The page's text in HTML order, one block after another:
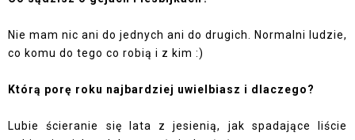
Nie mam nic ani do jednych ani do drugich. Normalni ludzie,
co komu do tego co robią i z kim :)
Którą porę roku najbardziej uwielbiasz i dlaczego?
Lubie ścieranie się lata z jesienią, jak spadające liście